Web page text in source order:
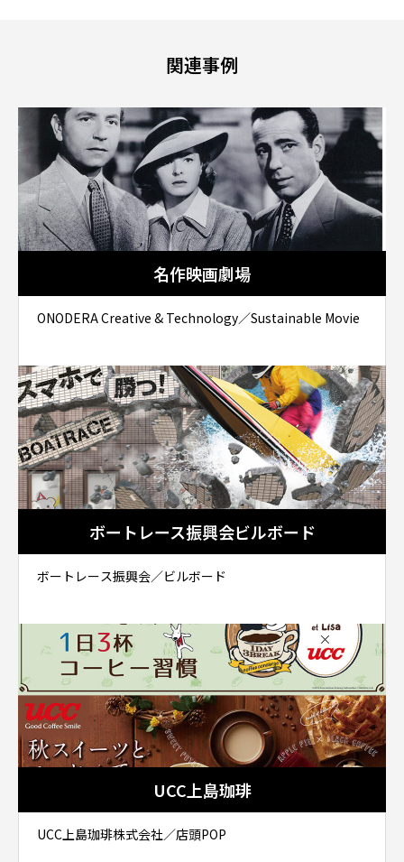
関連事例
名作映画劇場
ONODERA Creative & Technology／Sustainable Movie
ボートレース振興会ビルボード
ボートレース振興会／ビルボード
UCC上島珈琲
UCC上島珈琲株式会社／店頭POP